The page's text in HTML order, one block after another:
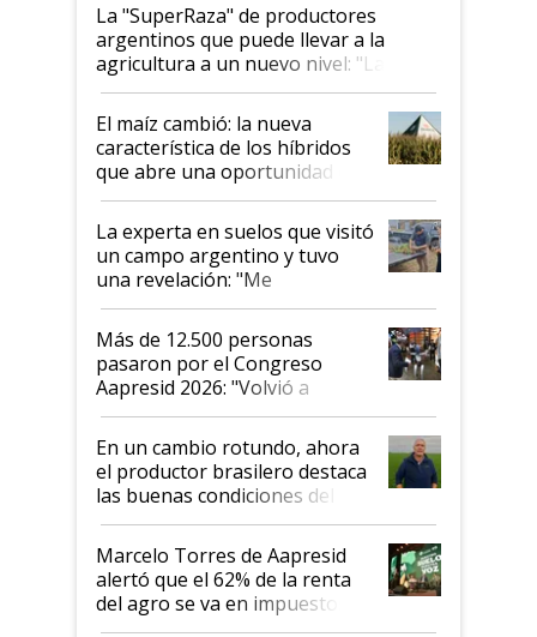
La "SuperRaza" de productores
argentinos que puede llevar a la
agricultura a un nuevo nivel: "Las
posibilidades de crecimiento son
infinitas"
El maíz cambió: la nueva
característica de los híbridos
que abre una oportunidad en
el lote
La experta en suelos que visitó
un campo argentino y tuvo
una revelación: "Me
impresionó mucho"
Más de 12.500 personas
pasaron por el Congreso
Aapresid 2026: "Volvió a
demostrar que hablar del
suelo es hablar de todo el
sistema productivo"
En un cambio rotundo, ahora
el productor brasilero destaca
las buenas condiciones del
agro argentino para invertir:
"Los veo más motivados"
Marcelo Torres de Aapresid
alertó que el 62% de la renta
del agro se va en impuestos:
"No es bueno que en